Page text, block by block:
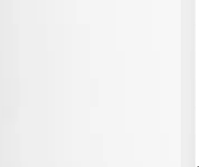
– stabil temperatur og hygienisk
er utviklet for sykehus og
krav til temperaturstabilitet og
energieffektive og enkle å
låsbare dører og fire justerbare
MC-serien er spesielt
medisiner, og gir trygg og